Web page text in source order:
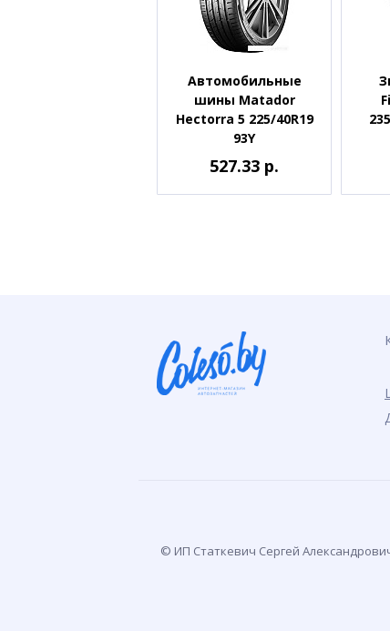
Автомобильные
шины Matador
Hectorra 5 225/40R19
93Y
527.33 р.
© ИП Статкевич Сергей